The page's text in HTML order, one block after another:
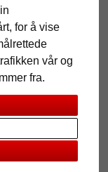
for å vise
vår og
fra.